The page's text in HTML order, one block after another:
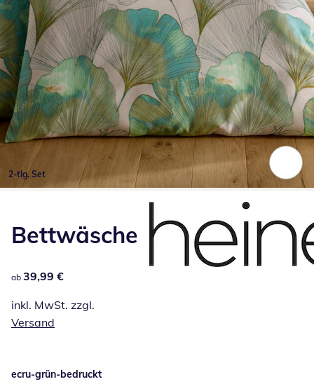
2-tlg. Set
Bettwäsche
39,99 €
ab 39,99 €
inkl. MwSt. zzgl.
Versand
ecru-grün-bedruckt